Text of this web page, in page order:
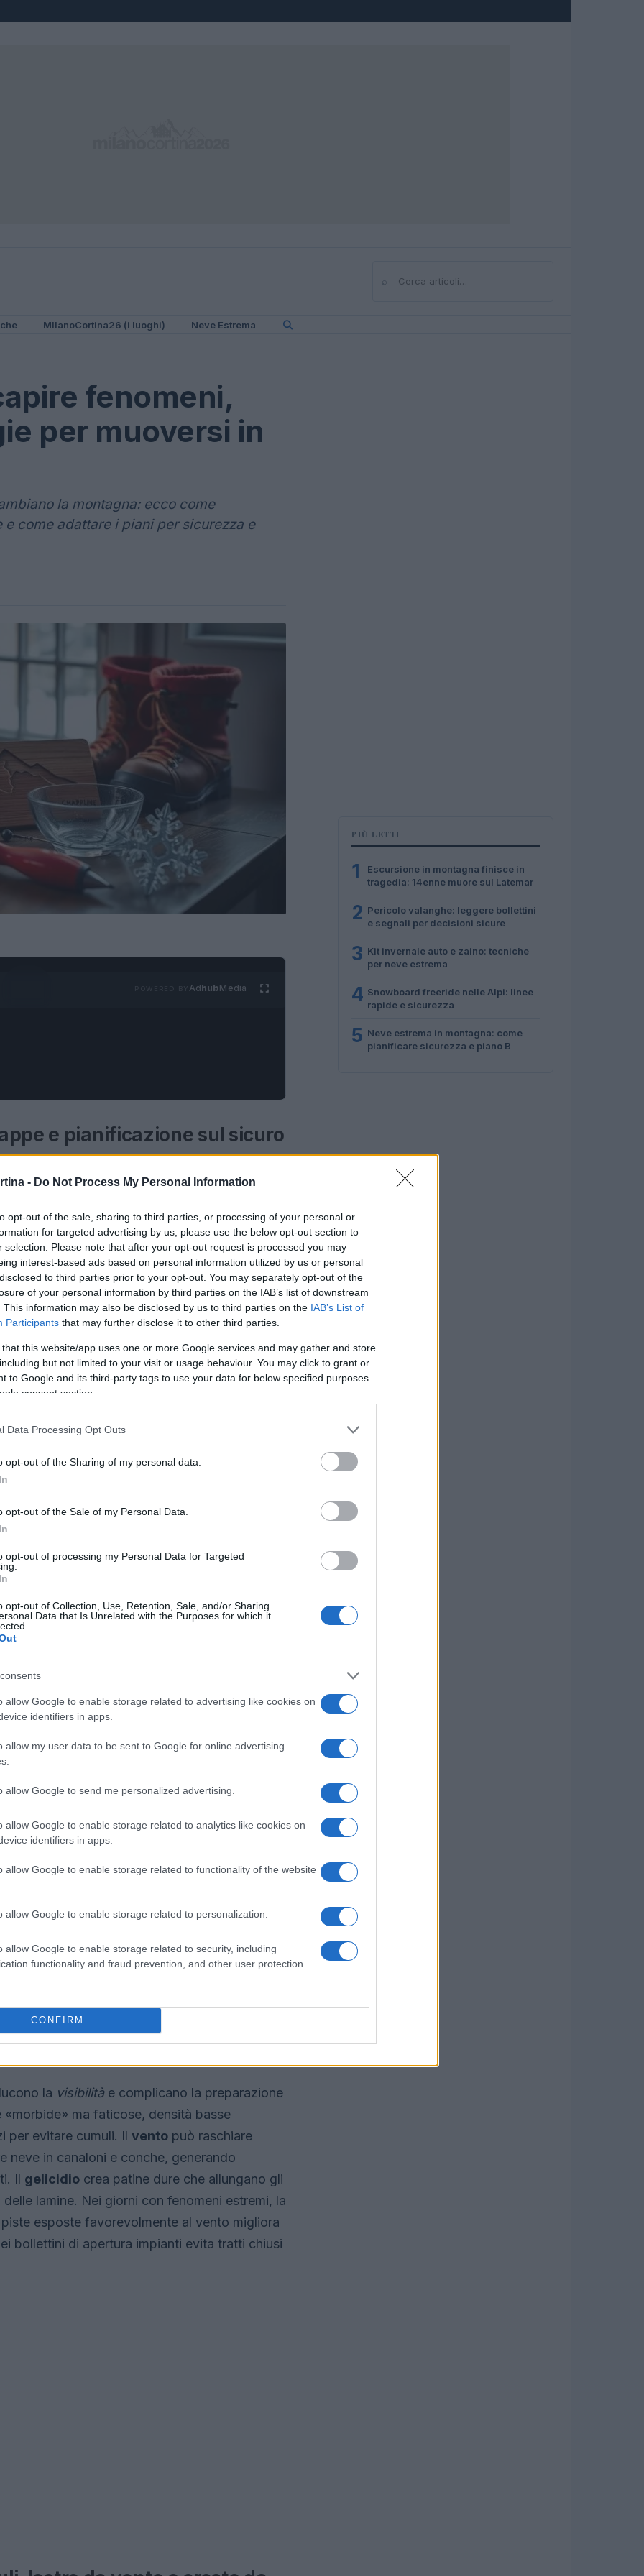
- Do Not Process My Personal Information
opt-out of the sale, sharing to third parties, or processing of your personal or
for targeted advertising by us, please use the below opt-out section to
selection. Please note that after your opt-out request is processed you may
interest-based ads based on personal information utilized by us or personal
to third parties prior to your opt-out. You may separately opt-out of the
of your personal information by third parties on the IAB’s list of downstream
This information may also be disclosed by us to third parties on the IAB’s List of
Participants that may further disclose it to other third parties.
that this website/app uses one or more Google services and may gather and store
but not limited to your visit or usage behaviour. You may click to grant or
to Google and its third-party tags to use your data for below specified purposes
consent section.
Data Processing Opt Outs
opt-out of the Sharing of my personal data.
opt-out of the Sale of my Personal Data.
opt-out of processing my Personal Data for Targeted
opt-out of Collection, Use, Retention, Sale, and/or Sharing
Data that Is Unrelated with the Purposes for which it
allow Google to enable storage related to advertising like cookies on
identifiers in apps.
allow my user data to be sent to Google for online advertising
allow Google to send me personalized advertising.
allow Google to enable storage related to analytics like cookies on
identifiers in apps.
allow Google to enable storage related to functionality of the website
allow Google to enable storage related to personalization.
allow Google to enable storage related to security, including
functionality and fraud prevention, and other user protection.
CONFIRM
⌕Cerca
MIlanoCortina26 (i luoghi) Neve Estrema
fenomeni,
per muoversi in
la montagna: ecco come
come adattare i piani per sicurezza e
AdhubMedia
e pianificazione sul sicuro
montagna. Capirne la dinamica consente di
aspettative. L’obiettivo non è inseguire
affidabili per rendere l’esperienza
pista. Questo articolo definisce i fenomeni,
qualiindicatori meteoleggere nelle mappe
che valorizzano finestre di qualità e
in modo non lineare a intensità e durata
il manto su alcuni versanti e lo
e distrugge allo stesso tempo; il gelicidio
Comprendere questi contrasti aiuta a
La trattazione segue tre assi: lettura dei
e modelli da consultare, e un metodo di
sicurezza e divertimento.
record, vento e gelicidio
solida con
L’equivalente in acqua (
la densità della neve, elemento chiave per
manto creando
che congela a contatto con superfici
continua: spesso lieve alla vista, è uno dei
e vegetazione.
fondo e gestione del
la visibilitàe complicano la preparazione
ma faticose, densità basse
per evitare cumuli. Il vento può raschiare
neve in canaloni e conche, generando
Il gelicidio crea patine dure che allungano gli
lamine. Nei giorni con fenomeni estremi, la
esposte favorevolmente al vento migliora
bollettini di apertura impianti evita tratti chiusi
PIÙ LETTI
1
Escursione in montagna finisce in
tragedia: 14enne muore sul Latemar
2 Pericolo valanghe: leggere bollettini
e segnali per decisioni sicure
3 Kit invernale auto e zaino: tecniche
per neve estrema
4 Snowboard freeride nelle Alpi: linee
rapide e sicurezza
5 Neve estrema in montagna: come
pianificare sicurezza e piano B